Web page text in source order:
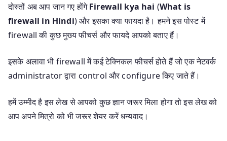
दोस्तों अब आप जान गए होंगेFirewall kya hai (What is
firewall in Hindi) और इसका क्या फायदा है। हमने इस पोस्ट में
firewall की कुछ मुख्य फीचर्स और फायदे आपको बताए हैं।
इसके अलावा भी firewall में कई टेक्निकल फीचर्स होते हैं जो एक नेटवर्क
administrator द्वारा control और configure किए जाते हैं।
हमें उम्मीद है इस लेख से आपको कुछ ज्ञान जरूर मिला होगा तो इस लेख को
आप अपने मित्रो को भी जरूर शेयर करें धन्यवाद।